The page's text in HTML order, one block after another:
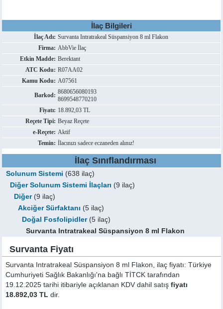
İlaç Bilgileri
İlaç Adı: Survanta Intratrakeal Süspansiyon 8 ml Flakon
Firma: AbbVie İlaç
Etkin Madde: Berektant
ATC Kodu: R07AA02
Kamu Kodu: A07561
Barkod: 8680656080193
8699548770210
Fiyatı: 18.892,03 TL
Reçete Tipi: Beyaz Reçete
e-Reçete: Aktif
Temin: İlacınızı sadece eczaneden alınız!
İlaç Sınıflandırması
Solunum Sistemi (638 ilaç)
Diğer Solunum Sistemi İlaçları (9 ilaç)
Diğer(9 ilaç)
Akciğer Sürfaktanı (5 ilaç)
Doğal Fosfolipidler(5 ilaç)
Survanta Intratrakeal Süspansiyon 8 ml Flakon
Survanta Fiyatı
Survanta Intratrakeal Süspansiyon 8 ml Flakon, ilaç fiyatı: Türkiye
Cumhuriyeti Sağlık Bakanlığı'na bağlı TİTCK tarafından
19.12.2025 tarihi itibariyle açıklanan KDV dahil satışfiyatı
18.892,03 TL dir.